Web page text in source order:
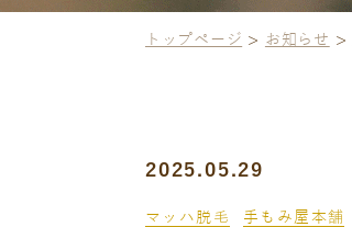
トップページ お知らせ
2025.05.29
マッハ脱毛 手もみ屋本舗